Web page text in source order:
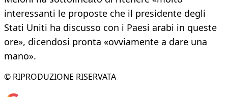
interessanti le proposte che il presidente degli
Stati Uniti ha discusso con i Paesi arabi in queste
ore», dicendosi pronta «ovviamente a dare una
mano».
© RIPRODUZIONE RISERVATA